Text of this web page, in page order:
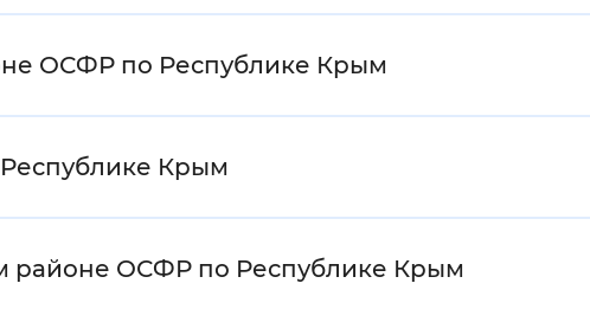
ОСФР по Республике Крым
Крым
районе ОСФР по Республике Крым